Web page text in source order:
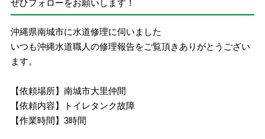
ぜひフォローをお願いします！
沖縄県南城市に水道修理に伺いました
いつも沖縄水道職人の修理報告をご覧頂きありがとうござい
ます。
【依頼場所】南城市大里仲間
【依頼内容】トイレタンク故障
【作業時間】3時間